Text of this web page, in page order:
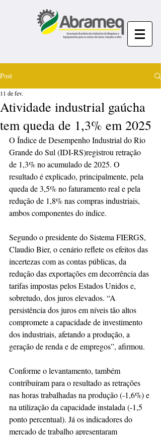
Post
Atividade industrial gaúcha
tem queda de 1,3% em 2025
11 de fev.
O Índice de Desempenho Industrial do Rio
Grande do Sul (IDI-RS)registrou retração
de 1,3% no acumulado de 2025. O
resultado é explicado, principalmente, pela
queda de 3,5% no faturamento real e pela
redução de 1,8% nas compras industriais,
ambos componentes do índice.
Segundo o presidente do Sistema FIERGS,
Claudio Bier, o cenário reflete os efeitos das
incertezas com as contas públicas, da
redução das exportações em decorrência das
tarifas impostas pelos Estados Unidos e,
sobretudo, dos juros elevados. “A
persistência dos juros em níveis tão altos
compromete a capacidade de investimento
dos industriais, afetando a produção, a
geração de renda e de empregos”, afirmou.
Conforme o levantamento, também
contribuíram para o resultado as retrações
nas horas trabalhadas na produção (-1,6%) e
na utilização da capacidade instalada (-1,5
ponto percentual). Já os indicadores do
mercado de trabalho apresentaram